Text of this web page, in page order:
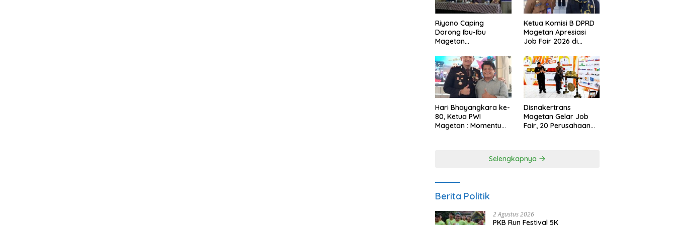
Riyono Caping
Dorong Ibu-Ibu
Magetan
Ikan, Perkuat Budaya
Gemar Makan Ikan
Ketua Komisi B DPRD
Magetan Apresiasi
Job Fair 2026 di
Anggaran
Hari Bhayangkara ke-
80, Ketua PWI
Magetan : Momentum
Disnakertrans
Magetan Gelar Job
Fair, 20 Perusahaan
Selengkapnya
Berita Politik
2 Agustus 2026
PKB Run Festival 5K